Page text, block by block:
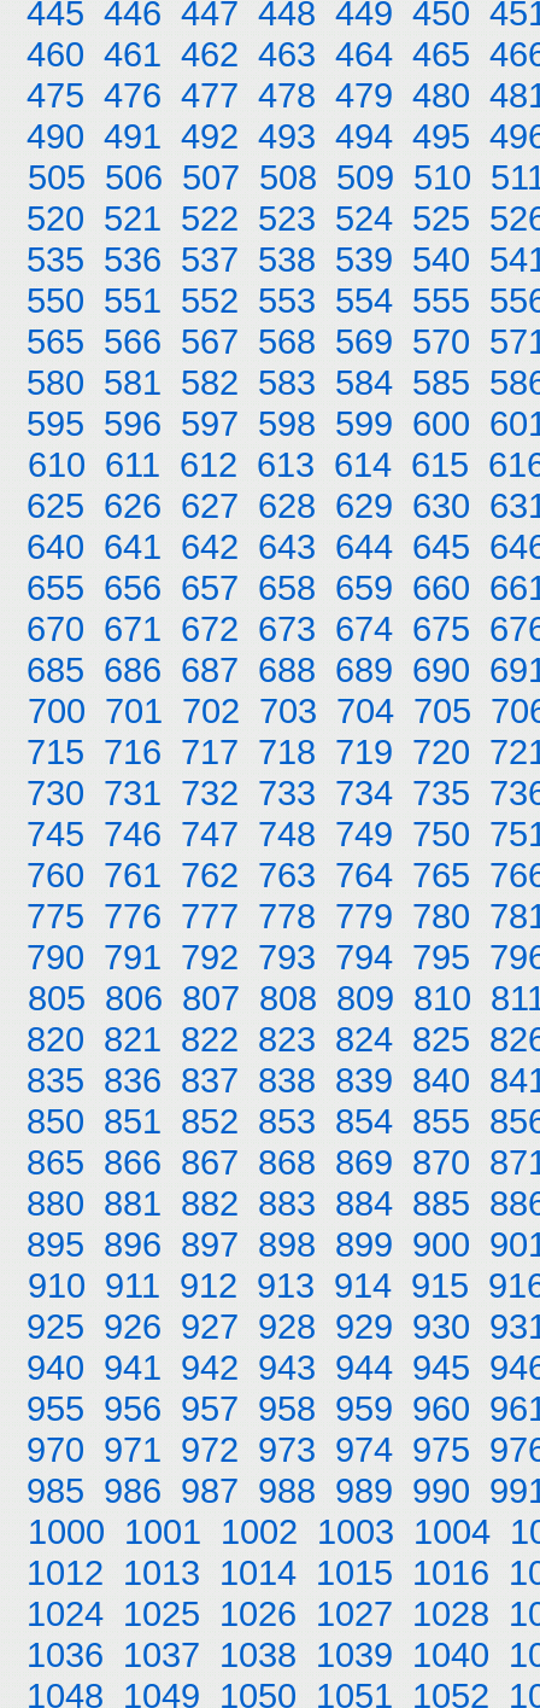
445 446 447 448 449 450
460 461 462 463 464 465
475 476 477 478 479 480
490 491 492 493 494 495
505 506 507 508 509 510
520 521 522 523 524 525
535 536 537 538 539 540
550 551 552 553 554 555
565 566 567 568 569 570
580 581 582 583 584 585
595 596 597 598 599 600
610 611 612 613 614 615
625 626 627 628 629 630
640 641 642 643 644 645
655 656 657 658 659 660
670 671 672 673 674 675
685 686 687 688 689 690
700 701 702 703 704 705
715 716 717 718 719 720
730 731 732 733 734 735
745 746 747 748 749 750
760 761 762 763 764 765
775 776 777 778 779 780
790 791 792 793 794 795
805 806 807 808 809 810
820 821 822 823 824 825
835 836 837 838 839 840
850 851 852 853 854 855
865 866 867 868 869 870
880 881 882 883 884 885
895 896 897 898 899 900
910 911 912 913 914 915
925 926 927 928 929 930
940 941 942 943 944 945
955 956 957 958 959 960
970 971 972 973 974 975
985 986 987 988 989 990
1000 1001 1002 1003 1004
1012 1013 1014 1015 1016
1024 1025 1026 1027 1028
1036 1037 1038 1039 1040
1048 1049 1050 1051 1052